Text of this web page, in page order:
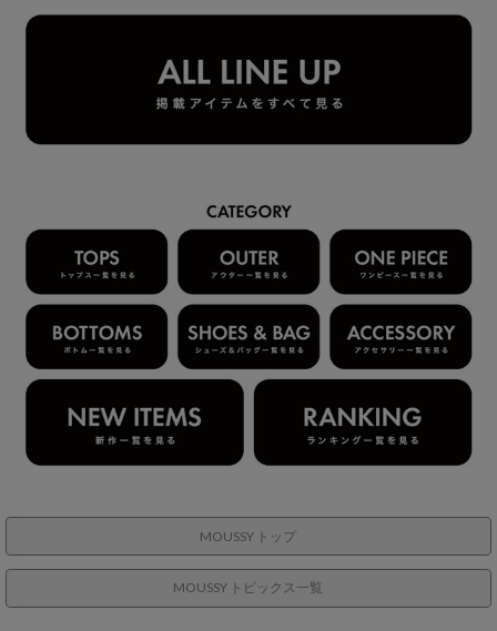
MOUSSY トップ
MOUSSY トピックス一覧